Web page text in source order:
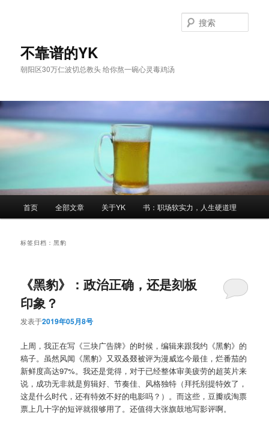
不靠谱的YK
朝阳区30万仁波切总教头 给你熬一碗心灵毒鸡汤
索
首页 全部文章 关于YK 书：职场软实力，人生硬道理
标签归档：黑豹
《黑豹》：政治正确，还是刻板
印象？
发表于2019年05月8号
上周，我正在写《三块广告牌》的时候，编辑来跟我约《黑豹》的
稿子。虽然风闻《黑豹》又双叒叕被评为漫威迄今最佳，烂番茄的
新鲜度高达97%。我还是觉得，对于已经整体审美疲劳的超英片来
说，成功无非就是剪辑好、节奏佳、风格独特（拜托别提特效了，
这是什么时代，还有特效不好的电影吗？）。而这些，豆瓣或淘票
票上几十字的短评就很够用了。还值得大张旗鼓地写影评啊。